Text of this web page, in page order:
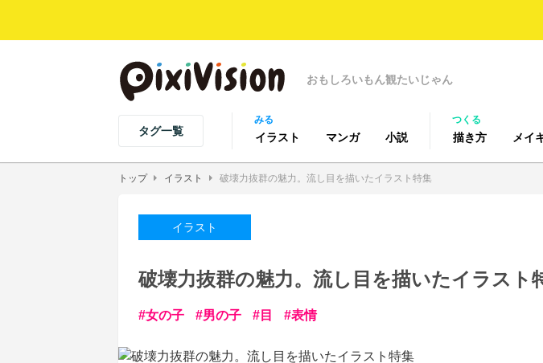
おもしろいもん観たいじゃん
タグ一覧
みる
イラスト マンガ 小説
つくる
描き方 メイ
トップ イラスト 破壊力抜群の魅力。流し目を描いたイラスト特集
イラスト
破壊力抜群の魅力。流し目を描いたイラスト
女の子 男の子 目 表情